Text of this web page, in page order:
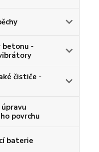
-
čističe -
povrchu
baterie